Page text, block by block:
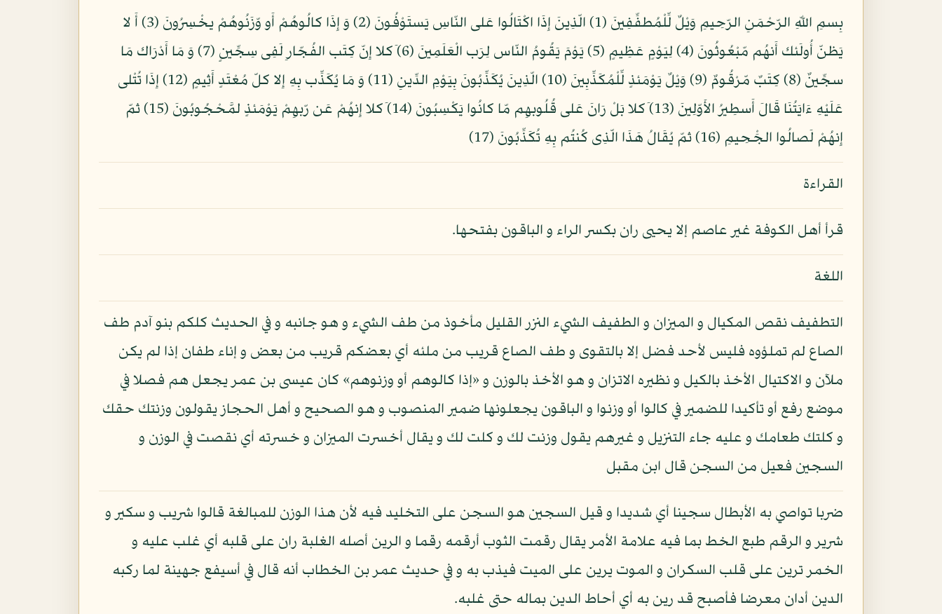
بِسمِ اللّهِ الرّحْمَنِ الرّحِيمِ وَيْلٌ لِّلْمُطفِّفِينَ (1) الّذِينَ إِذَا اكْتَالُوا عَلى النّاسِ يَستَوْفُونَ (2) وَ إِذَا كالُوهُمْ أَو وّزَنُوهُمْ يخْسِرُونَ (3) أَ لا
يَظنّ أُولَئك أَنهُم مّبْعُوثُونَ (4) لِيَوْمٍ عَظِيمٍ (5) يَوْمَ يَقُومُ النّاس لِرَب الْعَلَمِينَ (6) َكلا إِنّ كِتَب الفُجّارِ لَفِى سِجِّينٍ (7) وَ مَا أَدْرَاك مَا
سجِّينٌ (8) كِتَبٌ مّرْقُومٌ (9) وَيْلٌ يَوْمَئذٍ لِّلْمُكَذِّبِينَ (10) الّذِينَ يُكَذِّبُونَ بِيَوْمِ الدِّينِ (11) وَ مَا يُكَذِّب بِهِ إِلا كلّ مُعْتَدٍ أَثِيمٍ (12) إِذَا تُتْلى
عَلَيْهِ ءَايَتُنَا قَالَ أَسطِيرُ الأَوّلِينَ (13) َكلا بَلْ رَانَ عَلى قُلُوبهِم مّا كانُوا يَكْسِبُونَ (14) َكلا إِنهُمْ عَن رّبهِمْ يَوْمَئذٍ لمَّحْجُوبُونَ (15) ثمّ
إِنهُمْ لَصالُوا الجَْحِيمِ (16) ثمّ يُقَالُ هَذَا الّذِى كُنتُم بِهِ تُكَذِّبُونَ (17)
القراءة
قرأ أهل الكوفة غير عاصم إلا يحيى ران بكسر الراء و الباقون بفتحها.
اللغة
التطفيف نقص المكيال و الميزان و الطفيف الشيء النزر القليل مأخوذ من طف الشيء و هو جانبه و في الحديث كلكم بنو آدم طف
الصاع لم تملؤوه فليس لأحد فضل إلا بالتقوى و طف الصاع قريب من ملئه أي بعضكم قريب من بعض و إناء طفان إذا لم يكن
ملآن و الاكتيال الأخذ بالكيل و نظيره الاتزان و هو الأخذ بالوزن و «إذا كالوهم أو وزنوهم» كان عيسى بن عمر يجعل هم فصلا في
موضع رفع أو تأكيدا للضمير في كالوا أو وزنوا و الباقون يجعلونها ضمير المنصوب و هو الصحيح و أهل الحجاز يقولون وزنتك حقك
و كلتك طعامك و عليه جاء التنزيل و غيرهم يقول وزنت لك و كلت لك و يقال أخسرت الميزان و خسرته أي نقصت في الوزن و
السجين فعيل من السجن قال ابن مقبل
ضربا تواصي به الأبطال سجينا أي شديدا و قيل السجين هو السجن على التخليد فيه لأن هذا الوزن للمبالغة قالوا شريب و سكير و
شرير و الرقم طبع الخط بما فيه علامة الأمر يقال رقمت الثوب أرقمه رقما و الرين أصله الغلبة ران على قلبه أي غلب عليه و
الخمر ترين على قلب السكران و الموت يرين على الميت فيذب به و في حديث عمر بن الخطاب أنه قال في أسيفع جهينة لما ركبه
الدين أدان معرضا فأصبح قد رين به أي أحاط الدين بماله حتى غلبه.